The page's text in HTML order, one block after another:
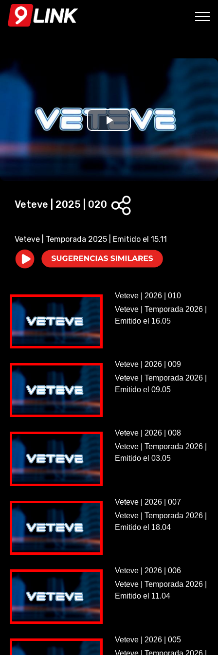
P
a
i
d
o
Veteve | 2025 | 020
Veteve | Temporada 2025 | Emitido el 15.11
Veteve | 2026 | 010
Veteve | Temporada 2026 |
Emitido el 16.05
Veteve | 2026 | 009
Veteve | Temporada 2026 |
Emitido el 09.05
Veteve | 2026 | 008
Veteve | Temporada 2026 |
Emitido el 03.05
Veteve | 2026 | 007
Veteve | Temporada 2026 |
Emitido el 18.04
Veteve | 2026 | 006
Veteve | Temporada 2026 |
Emitido el 11.04
Veteve | 2026 | 005
Veteve | Temporada 2026 |